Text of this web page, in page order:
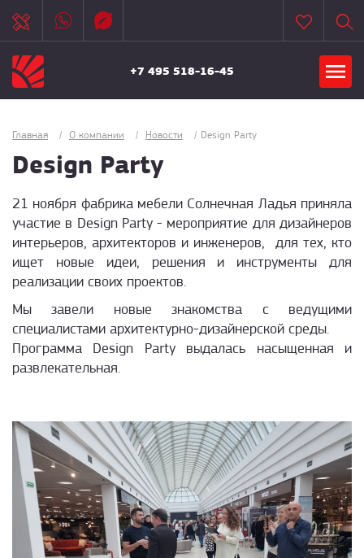
+7 495 518-16-45
Главная / О компании / Новости / Design Party
Design Party
21 ноября фабрика мебели Солнечная Ладья приняла
участие в Design Party - мероприятие для дизайнеров
интерьеров, архитекторов и инженеров, для тех, кто
ищет новые идеи, решения и инструменты для
реализации своих проектов.
Мы завели новые знакомства с ведущими
специалистами архитектурно-дизайнерской среды.
Программа Design Party выдалась насыщенная и
развлекательная.